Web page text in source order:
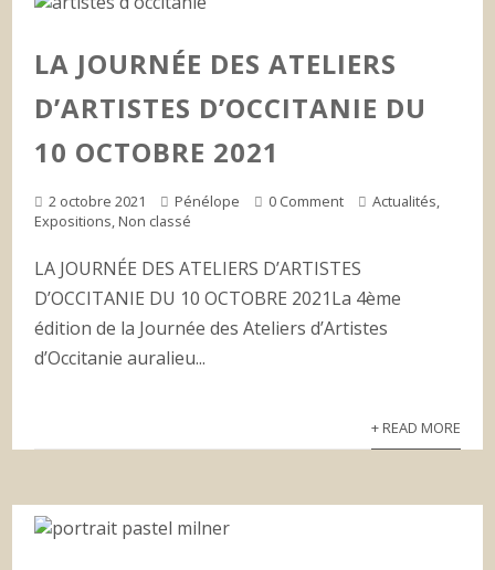
LA JOURNÉE DES ATELIERS
D’ARTISTES D’OCCITANIE DU
10 OCTOBRE 2021
2 octobre 2021 Pénélope 0 Comment Actualités,
Expositions, Non classé
LA JOURNÉE DES ATELIERS D’ARTISTES
D’OCCITANIE DU 10 OCTOBRE 2021La 4ème
édition de la Journée des Ateliers d’Artistes
d’Occitanie auralieu...
+ READ MORE